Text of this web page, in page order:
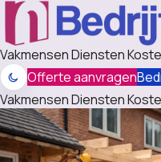
VakmensenDiensten
Offerte aanvragen
VakmensenDiensten